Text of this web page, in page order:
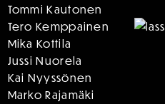
Tommi Kautonen
Tero Kemppainen
Mika Kottila
Jussi Nuorela
Kai Nyyssönen
Marko Rajamäki